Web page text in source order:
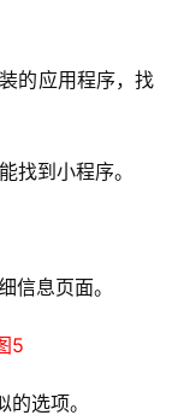
的应用程序，找
找到小程序。
信息页面。
选项。